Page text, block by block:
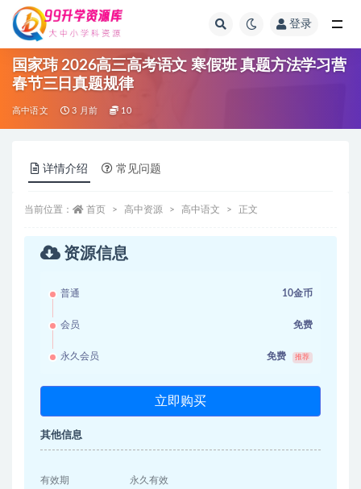
登录
国家玮 2026高三高考语文 寒假班 真题方法学习营
春节三日真题规律
高中语文 3 月前 10
详情介绍 常见问题
当前位置： 首页 高中资源 高中语文 正文
资源信息
普通 10金币
会员 免费
永久会员 免费 推荐
立即购买
其他信息
有效期 永久有效